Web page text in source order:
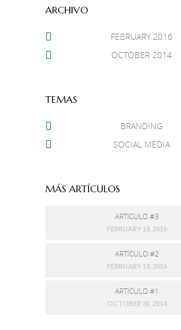
ARCHIVO
FEBRUARY 2016
OCTOBER 2014
TEMAS
BRANDING
SOCIAL MEDIA
MÁS ARTÍCULOS
ARTÍCULO #3
FEBRUARY 18, 2016
ARTÍCULO #2
FEBRUARY 18, 2016
ARTÍCULO #1
OCTOBER 30, 2014